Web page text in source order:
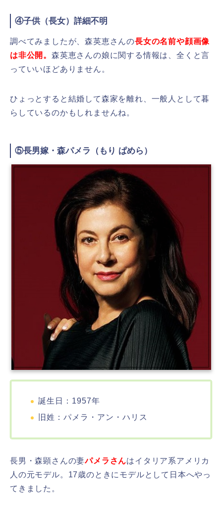
④子供（長女）詳細不明
調べてみましたが、森英恵さんの長女の名前や顔画像
は非公開。 森英恵さんの娘に関する情報は、全くと言
っていいほどありません。
ひょっとすると結婚して森家を離れ、一般人として暮
らしているのかもしれませんね。
⑤長男嫁・森パメラ（もり ぱめら）
誕生日：1957年
旧姓：パメラ・アン・ハリス
長男・森顕さんの妻パメラさんはイタリア系アメリカ
人の元モデル。17歳のときにモデルとして日本へやっ
てきました。